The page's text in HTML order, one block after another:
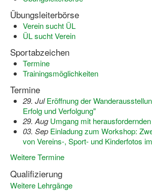
Bewegt GESUND bleiben in NRW!
Aktionen zu "Bewegt Älter
Bewegungsmodel
SSB-Sport
Gymnastik und Entspannung für
Koronarsport
Seniorensport
Reha-Sportangebote in NRW suchen
Übungsleiterbörse
Verein sucht ÜL
ÜL sucht Verein
Sportabzeichen
Termine
Trainingsmöglichkeiten
Termine
29. Jul Eröffnung der
Erfolg und Verfolgung"
29. Aug Umgang mit
03. Sep Einladung zum Workshop:
von Vereins-, Sport- und Kinderfotos
Weitere Termine
Qualifizierung
Weitere Lehrgänge